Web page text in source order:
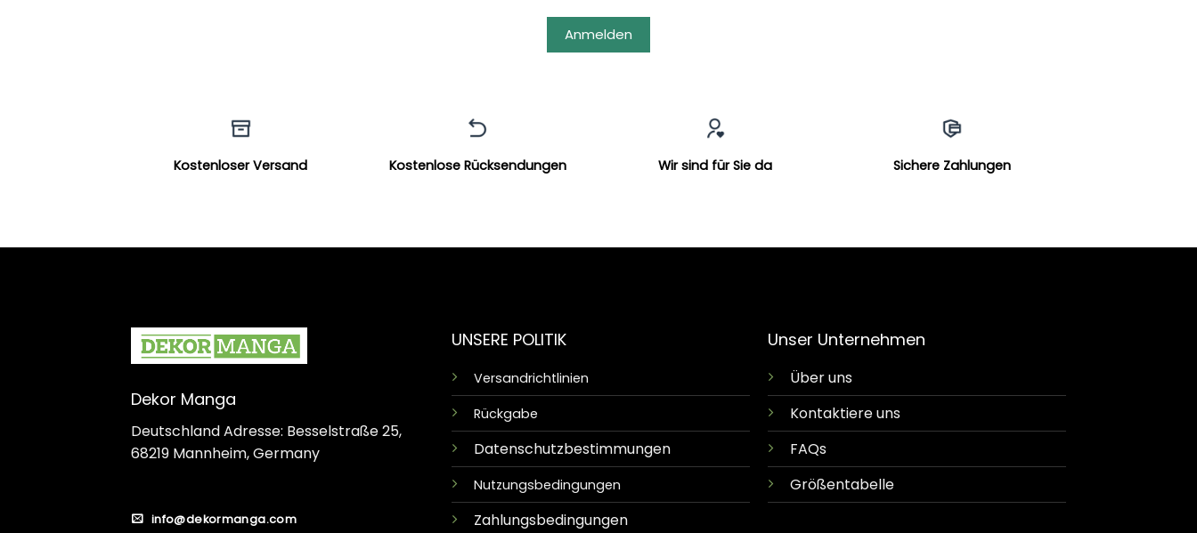
Anmelden
Kostenloser Versand Kostenlose Rücksendungen Wir sind für Sie da Sichere Zahlungen
Dekor Manga
Deutschland Adresse: Besselstraße 25,
68219 Mannheim, Germany
info@dekormanga.com
UNSERE POLITIK
Versandrichtlinien
Rückgabe
Datenschutzbestimmungen
Nutzungsbedingungen
Zahlungsbedingungen
Unser Unternehmen
Über uns
Kontaktiere uns
FAQs
Größentabelle